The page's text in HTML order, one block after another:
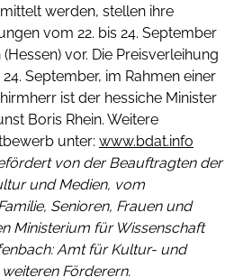
werden, stellen ihre
vom 22. bis 24. September
vor. Die Preisverleihung
September, im Rahmen einer
ist der hessiche Minister
Boris Rhein. Weitere
unter: www.bdat.info
von der Beauftragten der
und Medien, vom
Senioren, Frauen und
Ministerium für Wissenschaft
Amt für Kultur- und
Förderern.